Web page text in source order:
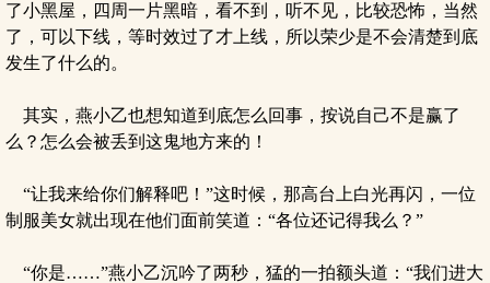
了小黑屋，四周一片黑暗，看不到，听不见，比较恐怖，当然
了，可以下线，等时效过了才上线，所以荣少是不会清楚到底
发生了什么的。
其实，燕小乙也想知道到底怎么回事，按说自己不是赢了
么？怎么会被丢到这鬼地方来的！
“让我来给你们解释吧！”这时候，那高台上白光再闪，一位
制服美女就出现在他们面前笑道：“各位还记得我么？”
“你是……”燕小乙沉吟了两秒，猛的一拍额头道：“我们进大